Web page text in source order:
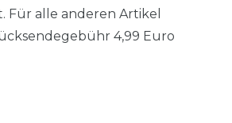
Für alle anderen Artikel
4,99 Euro